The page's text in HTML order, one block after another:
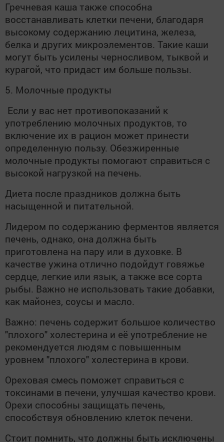
Гречневая каша также способна
восстанавливать клетки печени, благодаря
высокому содержанию лецитина, железа,
белка и других микроэлементов. Такие каши
могут быть усилены черносливом, тыквой и
курагой, что придаст им больше пользы.
5. Молочные продукты
Если у вас нет противопоказаний к
употреблению молочных продуктов, то
включение их в рацион может принести
определенную пользу. Обезжиренные
молочные продукты помогают справиться с
высокой нагрузкой на печень.
Диета после праздников должна быть
насыщенной и питательной.
Лидером по содержанию ферментов является
печень, однако, она должна быть
приготовлена на пару или в духовке. В
качестве ужина отлично подойдут говяжье
сердце, легкие или язык, а также все сорта
рыбы. Важно не использовать такие добавки,
как майонез, соусы и масло.
Важно: печень содержит большое количество
"плохого" холестерина и её употребление не
рекомендуется людям с повышенным
уровнем "плохого" холестерина в крови.
Ореховая смесь поможет справиться с
токсинами в печени, улучшая качество крови.
Орехи способны защищать печень,
способствуя обновлению клеток печени.
Стоит помнить, что должны быть исключены